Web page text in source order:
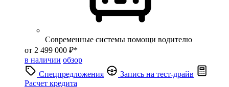
Современные системы помощи водителю
от 2 499 000 ₽*
в наличии обзор
Спецпредложения
Запись на тест-драйв
Расчет кредита